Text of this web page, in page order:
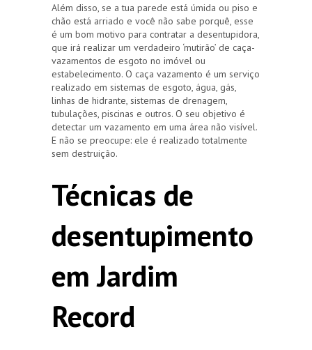
Além disso, se a tua parede está úmida ou piso e
chão está arriado e você não sabe porquê, esse
é um bom motivo para contratar a desentupidora,
que irá realizar um verdadeiro ‘mutirão’ de caça-
vazamentos de esgoto no imóvel ou
estabelecimento. O caça vazamento é um serviço
realizado em sistemas de esgoto, água, gás,
linhas de hidrante, sistemas de drenagem,
tubulações, piscinas e outros. O seu objetivo é
detectar um vazamento em uma área não visível.
E não se preocupe: ele é realizado totalmente
sem destruição.
Técnicas de
desentupimento
em Jardim
Record